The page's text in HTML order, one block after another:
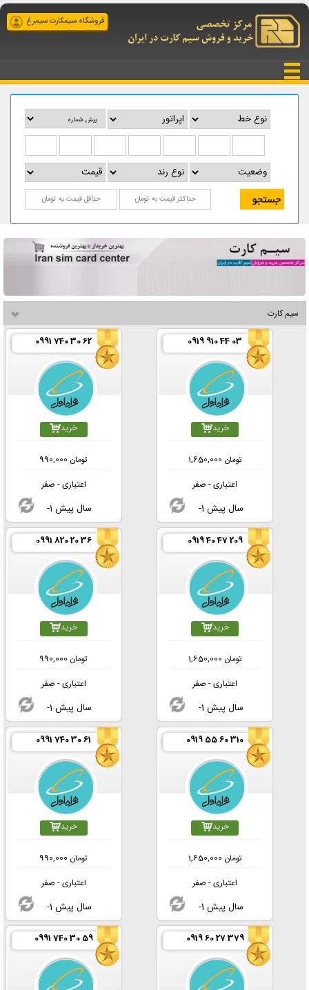
فروشگاه سیمکارت سیمرغ
سیم کارت
0919 910 44 03
خرید
1,650,000 تومان
اعتباری - صفر
-1 سال پیش
0991 740 30 62
خرید
990,000 تومان
اعتباری - صفر
-1 سال پیش
0919 40 47 209
خرید
1,650,000 تومان
اعتباری - صفر
-1 سال پیش
0991 820 20 36
خرید
990,000 تومان
اعتباری - صفر
-1 سال پیش
0919 55 60 310
خرید
1,650,000 تومان
اعتباری - صفر
-1 سال پیش
0991 740 30 61
خرید
990,000 تومان
اعتباری - صفر
-1 سال پیش
0919 60 27 379
0991 740 30 59